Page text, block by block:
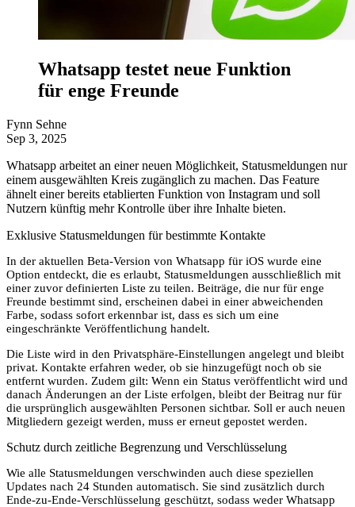
Whatsapp testet neue Funktion
für enge Freunde
Fynn Sehne
Sep 3, 2025
Whatsapp arbeitet an einer neuen Möglichkeit, Statusmeldungen nur
einem ausgewählten Kreis zugänglich zu machen. Das Feature
ähnelt einer bereits etablierten Funktion von Instagram und soll
Nutzern künftig mehr Kontrolle über ihre Inhalte bieten.
Exklusive Statusmeldungen für bestimmte Kontakte
In der aktuellen Beta-Version von Whatsapp für iOS wurde eine
Option entdeckt, die es erlaubt, Statusmeldungen ausschließlich mit
einer zuvor definierten Liste zu teilen. Beiträge, die nur für enge
Freunde bestimmt sind, erscheinen dabei in einer abweichenden
Farbe, sodass sofort erkennbar ist, dass es sich um eine
eingeschränkte Veröffentlichung handelt.
Die Liste wird in den Privatsphäre-Einstellungen angelegt und bleibt
privat. Kontakte erfahren weder, ob sie hinzugefügt noch ob sie
entfernt wurden. Zudem gilt: Wenn ein Status veröffentlicht wird und
danach Änderungen an der Liste erfolgen, bleibt der Beitrag nur für
die ursprünglich ausgewählten Personen sichtbar. Soll er auch neuen
Mitgliedern gezeigt werden, muss er erneut gepostet werden.
Schutz durch zeitliche Begrenzung und Verschlüsselung
Wie alle Statusmeldungen verschwinden auch diese speziellen
Updates nach 24 Stunden automatisch. Sie sind zusätzlich durch
Ende-zu-Ende-Verschlüsselung geschützt, sodass weder Whatsapp